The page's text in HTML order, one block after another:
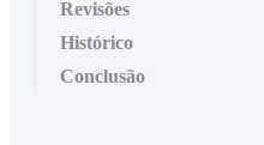
Revisões
Histórico
Conclusão